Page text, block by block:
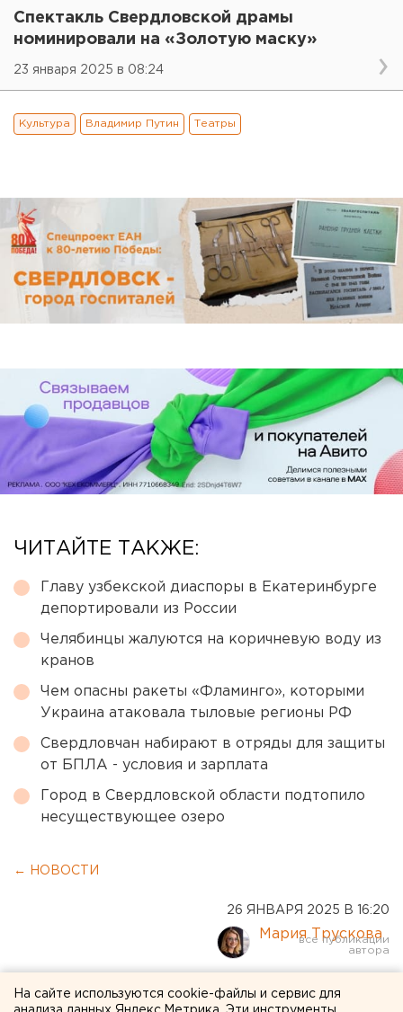
Спектакль Свердловской драмы
номинировали на «Золотую маску»
23 января 2025 в 08:24
Культура Владимир Путин Театры
ЧИТАЙТЕ ТАКЖЕ:
Главу узбекской диаспоры в Екатеринбурге
депортировали из России
Челябинцы жалуются на коричневую воду из
кранов
Чем опасны ракеты «Фламинго», которыми
Украина атаковала тыловые регионы РФ
Свердловчан набирают в отряды для защиты
от БПЛА - условия и зарплата
Город в Свердловской области подтопило
несуществующее озеро
← НОВОСТИ
26 ЯНВАРЯ 2025 В 16:20
Мария Трускова
Выборы президента
На сайте используются cookie-файлы и сервис для